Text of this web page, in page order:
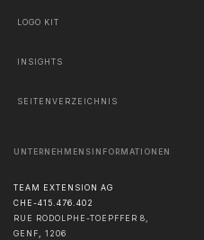
LOGO KIT
INSIGHTS
SEITENVERZEICHNIS
UNTERNEHMENSINFORMATIONEN
TEAM EXTENSION AG
CHE-415.476.402
RUE RODOLPHE-TOEPFFER 8,
GENF
1206